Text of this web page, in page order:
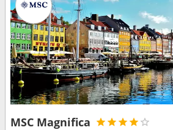
MSC Magnifica